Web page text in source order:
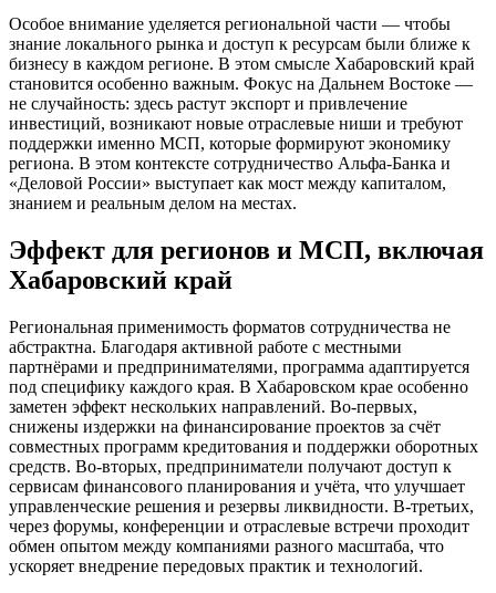
Особое внимание уделяется региональной части — чтобы
знание локального рынка и доступ к ресурсам были ближе к
бизнесу в каждом регионе. В этом смысле Хабаровский край
становится особенно важным. Фокус на Дальнем Востоке —
не случайность: здесь растут экспорт и привлечение
инвестиций, возникают новые отраслевые ниши и требуют
поддержки именно МСП, которые формируют экономику
региона. В этом контексте сотрудничество Альфа-Банка и
«Деловой России» выступает как мост между капиталом,
знанием и реальным делом на местах.
Эффект для регионов и МСП, включая
Хабаровский край
Региональная применимость форматов сотрудничества не
абстрактна. Благодаря активной работе с местными
партнёрами и предпринимателями, программа адаптируется
под специфику каждого края. В Хабаровском крае особенно
заметен эффект нескольких направлений. Во-первых,
снижены издержки на финансирование проектов за счёт
совместных программ кредитования и поддержки оборотных
средств. Во-вторых, предприниматели получают доступ к
сервисам финансового планирования и учёта, что улучшает
управленческие решения и резервы ликвидности. В-третьих,
через форумы, конференции и отраслевые встречи проходит
обмен опытом между компаниями разного масштаба, что
ускоряет внедрение передовых практик и технологий.